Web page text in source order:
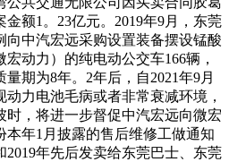
额1。23亿元。2019年9月，东莞
向中汽宏远采购设置装备摆设锰酸
动力）的纯电动公交车166辆，
期为8年。2年后，自2021年9月
力电池毛病或者非常衰减环境，
时，将进一步督促中汽宏远向微宏
年1月披露的售后维修工做通知
2019年先后发卖给东莞巴士、东莞